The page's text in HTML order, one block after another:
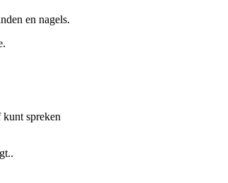
en nagels.
spreken